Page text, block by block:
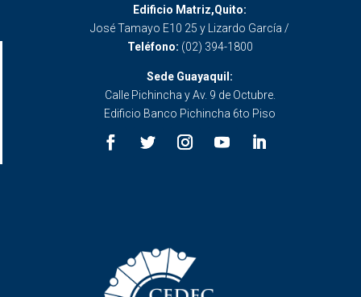
Edificio Matriz,Quito:
José Tamayo E10 25 y Lizardo García /
Teléfono: (02) 394-1800
Sede Guayaquil:
Calle Pichincha y Av. 9 de Octubre.
Edificio Banco Pichincha 6to Piso